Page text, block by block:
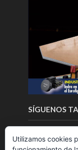
SÍGUENOS
Utilizamos cookies